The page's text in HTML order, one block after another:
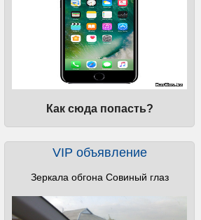
Как сюда попасть?
VIP объявление
Зеркала обгона Совиный глаз